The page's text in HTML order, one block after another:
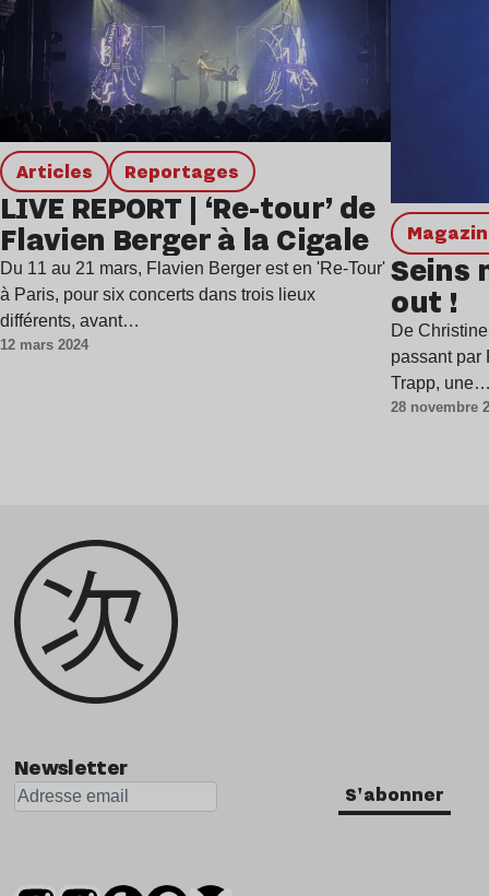
Articles Reportages
LIVE REPORT | ‘Re-tour’ de
Flavien Berger à la Cigale
Du 11 au 21 mars, Flavien Berger est en 'Re-Tour'
à Paris, pour six concerts dans trois lieux
différents, avant…
12 mars 2024
Seins
out !
De
passant par
Trapp,
28 novembre
Newsletter
S'abonner